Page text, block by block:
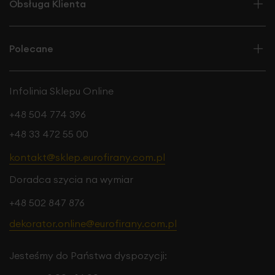
Tkanina firanowa z gładkiej, matowej etaminy o
naturalnym splocie to elegancka i ponadczasowa
propozycja do każdego wnętrza. Jej subtelna struktura o
charakteru, a matowe wykończenie zapewnia elegancki,
tworząc przytulną atmosferę, jednocześnie zapewniając
prywatność. Dzięki wszytemu obciążnikowi, firana idealnie
zapewnia jej estetyczny i elegancki wygląd. To doskonały
salonie, sypialni czy jadalni.
Obsługa Klienta
Polecane
Infolinia Sklepu Online
+48 504 774 396
+48 33 472 55 00
kontakt@sklep.eurofirany.com.pl
Doradca szycia na wymiar
+48 502 847 876
dekorator.online@eurofirany.com.pl
Jesteśmy do Państwa dyspozycji: